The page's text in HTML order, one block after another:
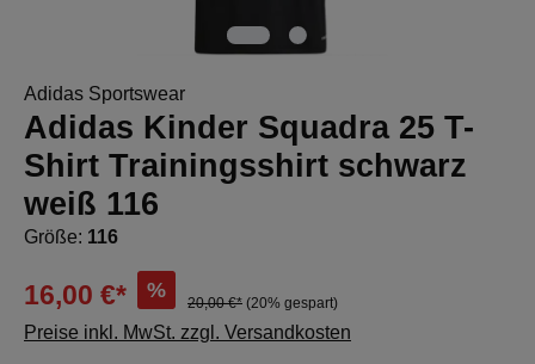
Adidas Sportswear
Adidas Kinder Squadra 25 T-
Shirt Trainingsshirt schwarz
weiß 116
Größe: 116
16,00 €* %
20,00 €* (20% gespart)
Preise inkl. MwSt. zzgl. Versandkosten